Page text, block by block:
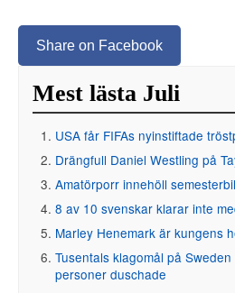
Share on Facebook
Mest lästa Juli
USA får FIFAs nyinstiftade
Drängfull Daniel Westling på
Amatörporr innehöll
8 av 10 svenskar klarar inte
Marley Henemark är kungens
Tusentals klagomål på
personer duschade